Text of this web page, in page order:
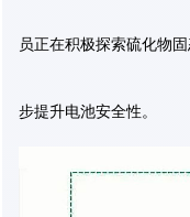
员正在积极探索硫化物
步提升电池安全性。